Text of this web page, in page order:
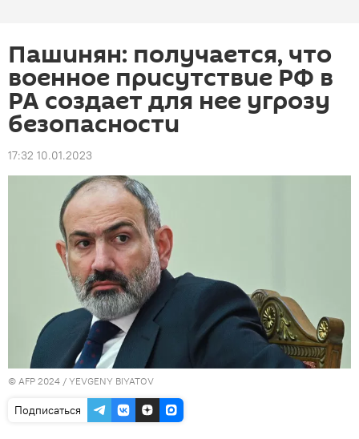
Пашинян: получается, что
военное присутствие РФ в
РА создает для нее угрозу
безопасности
17:32 10.01.2023
© AFP 2024 / YEVGENY BIYATOV
Подписаться